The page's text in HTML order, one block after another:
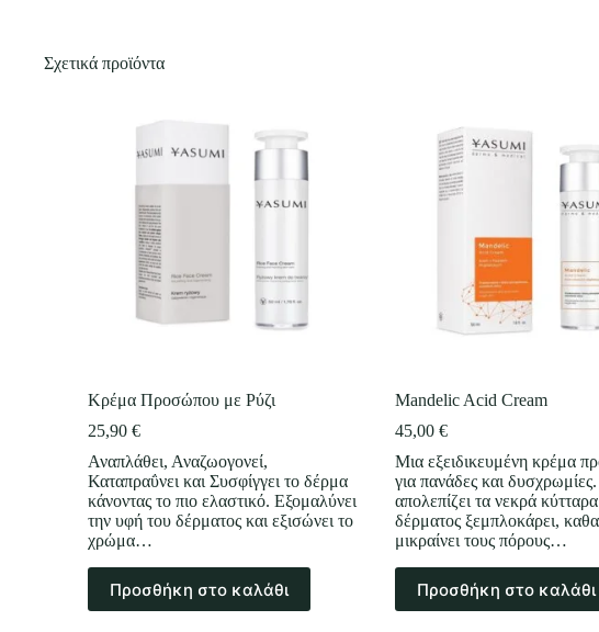
Σχετικά προϊόντα
Κρέμα Προσώπου με Ρύζι
25,90 €
Αναπλάθει, Αναζωογονεί,
Καταπραΰνει και Συσφίγγει το δέρμα
κάνοντας το πιο ελαστικό. Εξομαλύνει
την υφή του δέρματος και εξισώνει το
χρώμα…
Προσθήκη στο καλάθι
Mandelic Acid Cream
45,00 €
Μια εξειδικευμένη κρέμα
για πανάδες και δυσχρωμίες.
απολεπίζει τα νεκρά
δέρματος ξεμπλοκάρει,
μικραίνει τους πόρους…
Προσθήκη στο καλάθι